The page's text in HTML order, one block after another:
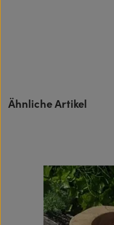
Produktgalerie überspringen
Ähnliche Artikel